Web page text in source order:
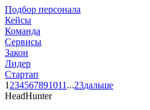
Подбор персонала
Кейсы
Команда
Сервисы
Закон
Лидер
Стартап
1 234567891011 ...23дальше
HeadHunter